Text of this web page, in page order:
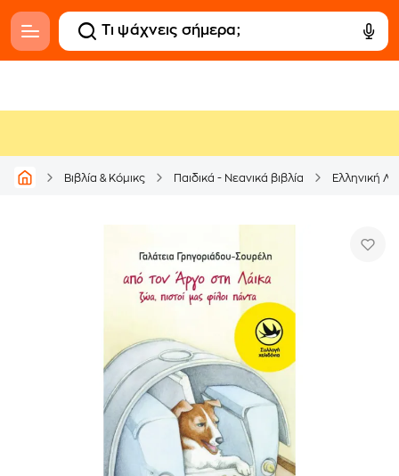
Βιβλία & Κόμικς Παιδικά - Νεανικά βιβλία Ελληνική